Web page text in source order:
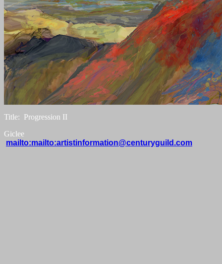
Title: Progression II
Giclee
mailto:mailto:artistinformation@centuryguild.com